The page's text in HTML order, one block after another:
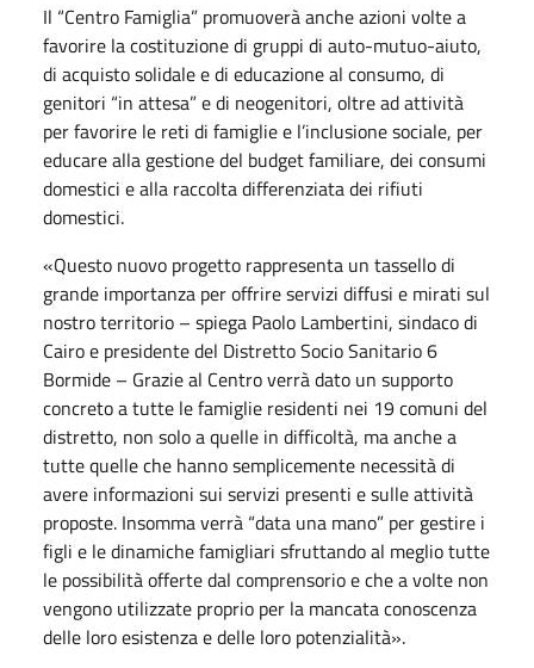
Il “Centro Famiglia” promuoverà anche azioni volte a
favorire la costituzione di gruppi di auto-mutuo-aiuto,
di acquisto solidale e di educazione al consumo, di
genitori “in attesa” e di neogenitori, oltre ad attività
per favorire le reti di famiglie e l’inclusione sociale, per
educare alla gestione del budget familiare, dei consumi
domestici e alla raccolta differenziata dei rifiuti
domestici.
«Questo nuovo progetto rappresenta un tassello di
grande importanza per offrire servizi diffusi e mirati sul
nostro territorio – spiega Paolo Lambertini, sindaco di
Cairo e presidente del Distretto Socio Sanitario 6
Bormide – Grazie al Centro verrà dato un supporto
concreto a tutte le famiglie residenti nei 19 comuni del
distretto, non solo a quelle in difficoltà, ma anche a
tutte quelle che hanno semplicemente necessità di
avere informazioni sui servizi presenti e sulle attività
proposte. Insomma verrà “data una mano” per gestire i
figli e le dinamiche famigliari sfruttando al meglio tutte
le possibilità offerte dal comprensorio e che a volte non
vengono utilizzate proprio per la mancata conoscenza
delle loro esistenza e delle loro potenzialità».